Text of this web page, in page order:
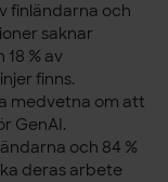
finländarna och
saknar
% av
finns.
medvetna om att
GenAI.
och 84 %
deras arbete